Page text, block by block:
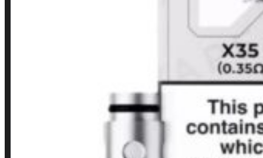
Política de Privacidade
Política de Frete e Pagamento
Política de Garantia, Reembolso e Devolução